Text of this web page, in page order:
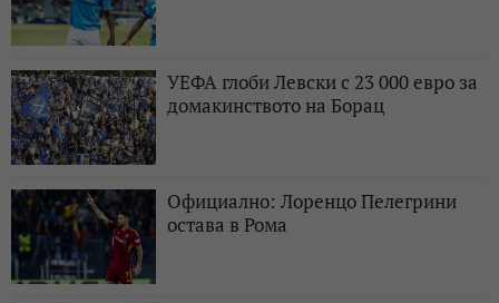
УЕФА глоби Левски с 23 000 евро за
домакинството на Борац
Официално: Лоренцо Пелегрини
остава в Рома